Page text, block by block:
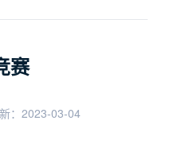
赛
：2023-03-04